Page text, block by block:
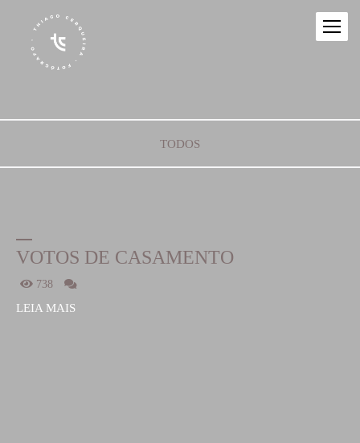
TODOS
VOTOS DE CASAMENTO
LEIA MAIS
738